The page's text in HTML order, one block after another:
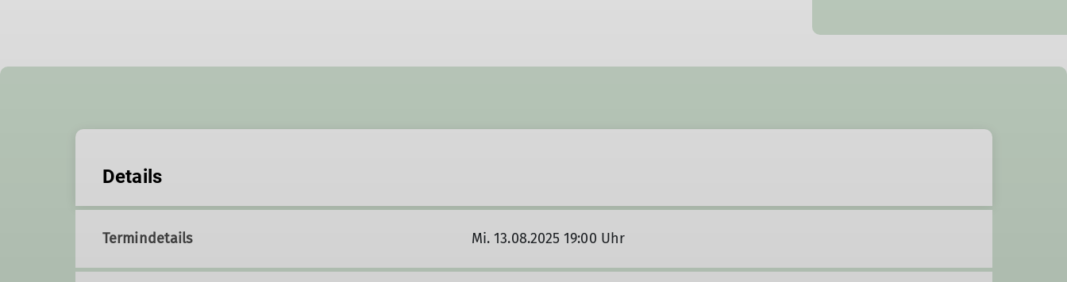
Details
Termindetails Mi. 13.08.2025 19:00 Uhr